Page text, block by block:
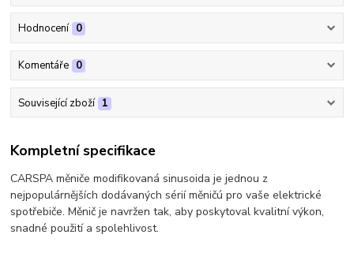
Hodnocení 0
Komentáře 0
Související zboží 1
Kompletní specifikace
CARSPA měniče modifikovaná sinusoida je jednou z
nejpopulárnějších dodávaných sérií měničú pro vaše elektrické
spotřebiče. Měnič je navržen tak, aby poskytoval kvalitní výkon,
snadné použití a spolehlivost.